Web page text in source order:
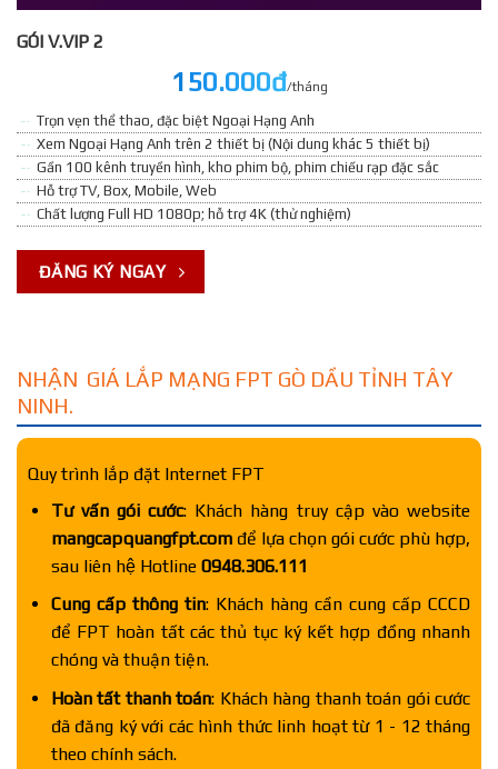
GÓI V.VIP 2
150.000đ/tháng
Trọn vẹn thể thao, đặc biệt Ngoại Hạng Anh
Xem Ngoại Hạng Anh trên 2 thiết bị (Nội dung khác 5 thiết bị)
Gần 100 kênh truyền hình, kho phim bộ, phim chiếu rạp đặc sắc
Hỗ trợ TV, Box, Mobile, Web
Chất lượng Full HD 1080p; hỗ trợ 4K (thử nghiệm)
ĐĂNG KÝ NGAY
NHẬN GIÁ LẮP MẠNG FPT GÒ DẦU TỈNH TÂY
NINH.
Quy trình lắp đặt Internet FPT
Tư vấn gói cước: Khách hàng truy cập vào website
mangcapquangfpt.comđể lựa chọn gói cước phù hợp,
sau liên hệ Hotline 0948.306.111
Cung cấp thông tin: Khách hàng cần cung cấp CCCD
để FPT hoàn tất các thủ tục ký kết hợp đồng nhanh
chóng và thuận tiện.
Hoàn tất thanh toán: Khách hàng thanh toán gói cước
đã đăng ký với các hình thức linh hoạt từ 1 - 12 tháng
theo chính sách.